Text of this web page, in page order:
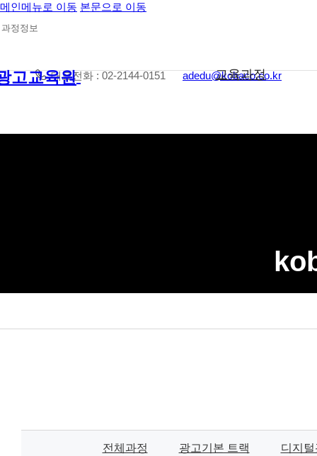
메인메뉴로 이동 본문으로 이동
대표전화 : 02-2144-0151 adedu@kobaco.co.kr
전체과정 광고기본 트랙 디지
과정정보
교육과정